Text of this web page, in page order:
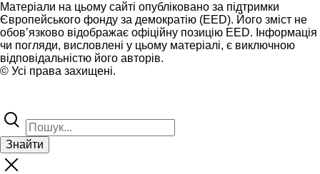
Матеріали на цьому сайті опубліковано за підтримки
Європейського фонду за демократію (EED). Його зміст не
обов’язково відображає офіційну позицію EED. Інформація
чи погляди, висловлені у цьому матеріалі, є виключною
відповідальністю його авторів.
© Усі права захищені.
Знайти